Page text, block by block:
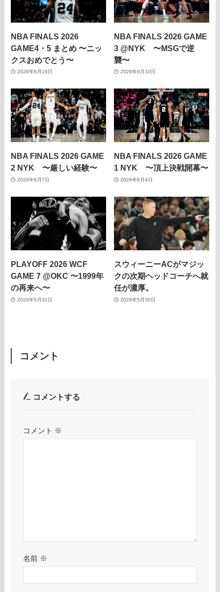
NBA FINALS 2026
GAME4・5 まとめ 〜ニッ
クスおめでとう〜
2026年6月16日
NBA FINALS 2026 GAME
3 @NYK 〜MSGで逆
襲〜
2026年6月10日
NBA FINALS 2026 GAME
2 NYK 〜厳しい経験〜
2026年6月7日
NBA FINALS 2026 GAME
1 NYK 〜頂上決戦開幕〜
2026年6月4日
PLAYOFF 2026 WCF
GAME 7 @OKC 〜1999年
の再来へ〜
2026年5月31日
スウィーニーACがマジッ
クの次期ヘッドコーチへ就
任が濃厚。
2026年5月30日
コメント
コメントする
コメント ※
名前 ※